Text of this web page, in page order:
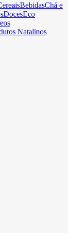
BebidasChá e
DocesEco
Natalinos